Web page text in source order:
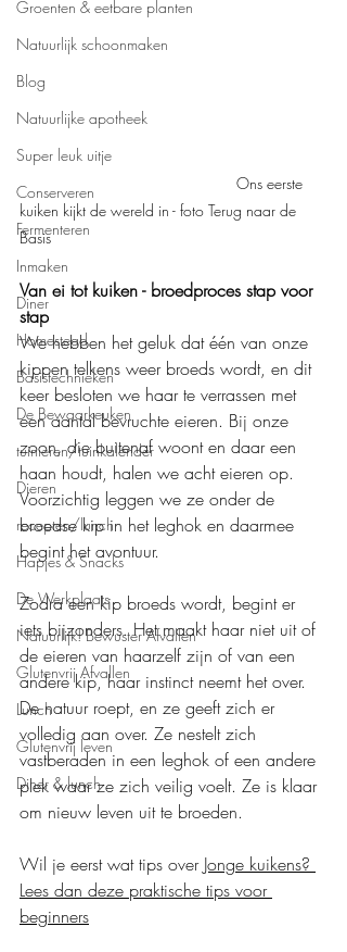
Groenten & eetbare planten
Natuurlijk schoonmaken
Blog
Natuurlijke apotheek
Super leuk uitje
Conserveren
Fermenteren
Inmaken
Diner
Homestead
Basistechnieken
De Bewaarkeuken
tuinieren/tuinkalender
Dieren
recepten/lunch
Hapjes & Snacks
De Werkplaats
Natuurlijk! Bewuster Afvallen
Glutenvrij Afvallen
Lunch
Glutenvrij leven
Diner & lunch
kuiken kijkt de wereld in - foto Terug naar de
Basis
Van ei tot kuiken - broedproces stap voor
stap
We hebben het geluk dat één van onze
kippen telkens weer broeds wordt, en dit
keer besloten we haar te verrassen met
een aantal bevruchte eieren. Bij onze
zoon, die buitenaf woont en daar een
haan houdt, halen we acht eieren op.
Voorzichtig leggen we ze onder de
broedse kip in het leghok en daarmee
begint het avontuur.
Zodra een kip broeds wordt, begint er
iets bijzonders. Het maakt haar niet uit of
de eieren van haarzelf zijn of van een
andere kip, haar instinct neemt het over.
De natuur roept, en ze geeft zich er
volledig aan over. Ze nestelt zich
vastberaden in een leghok of een andere
plek waar ze zich veilig voelt. Ze is klaar
om nieuw leven uit te broeden.
Wil je eerst wat tips over Jonge kuikens?
Lees dan deze praktische tips voor
beginners